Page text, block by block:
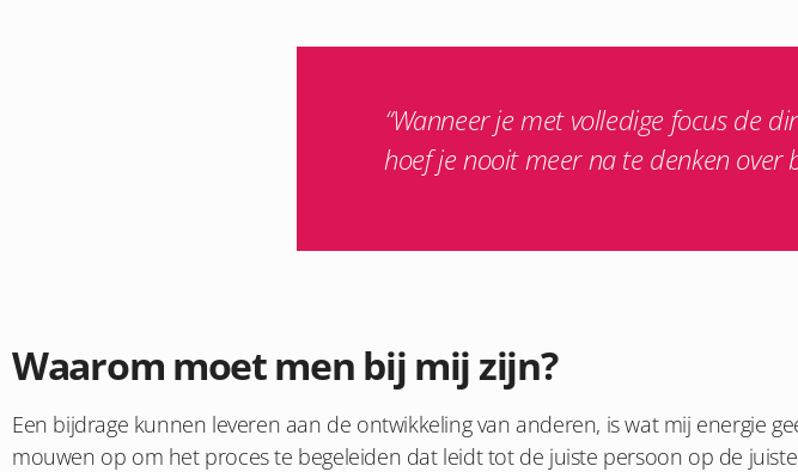
“Wanneer je met volledige focus de
hoef je nooit meer na te denken over
Waarom moet men bij mij zijn?
Een bijdrage kunnen leveren aan de ontwikkeling van anderen, is wat mij energie
mouwen op om het proces te begeleiden dat leidt tot de juiste persoon op de